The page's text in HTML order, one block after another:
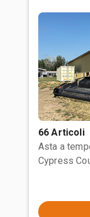
66 Articoli
Asta a
Cypress